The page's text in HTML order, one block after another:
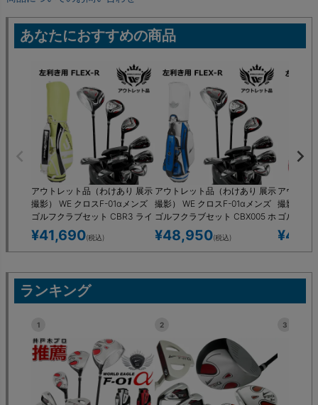
あなたにおすすめの商品
アウトレット品（わけあり 展示
撮影） WE クロスF-01αメンズ
ゴルフクラブセット CBR3 ライ
ムブラック キャディーバッグ付
き 左利き用 フレックスR 展示品
¥41,690(税込)
アウトレット品（わけあり 展示
撮影） WE クロスF-01αメンズ
ゴルフクラブセット CBX005 ホ
ワイト ブルー キャディーバッ
グ付き 左利き用 フレックスR 展
示品
¥48,950(税込)
アウトレ
撮影）
ゴルフク
ワイト レ
グ付き
示品
¥
ランキング
1 2 3